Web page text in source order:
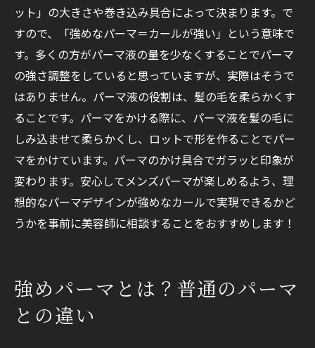
似合いやすい顔型･髪質･ライフスタイル
注意が必要な人の特徴
強めなメンズパーマのメリット
強めなメンズパーマのデメリット
強めパーマの注意点とお手入れ方法
長持ちさせるためのポイント
スタイリング剤とセットのコツ
おすすめのスタイリング剤
朝のセット時間と手順の目安
セットのしやすさや強さも要望する
強めパーマで理想のスタイルを手に入れよう
ット」の大きさや巻き込み具合によって決まります。で
すので、「強めなパーマ＝カールが強い」という意味で
す。多くの方がパーマ液の量を少なくすることでパーマ
の強さ調整をしていると思っていますが、実際はそうで
はありません。パーマ液の役割は、髪の毛を柔らかくす
ることです。パーマをかける際に、パーマ液を髪の毛に
しみ込ませて柔らかくし、ロットで形を作ることでパー
マをかけています。パーマのかけ具合でガラッと印象が
変わります。安心してメンズパーマが楽しめるよう、理
想的なパーマデザインが強めなカールで実現できるかど
うかを事前に美容師に相談することをおすすめします！
強めパーマとは？普通のパーマ
との違い